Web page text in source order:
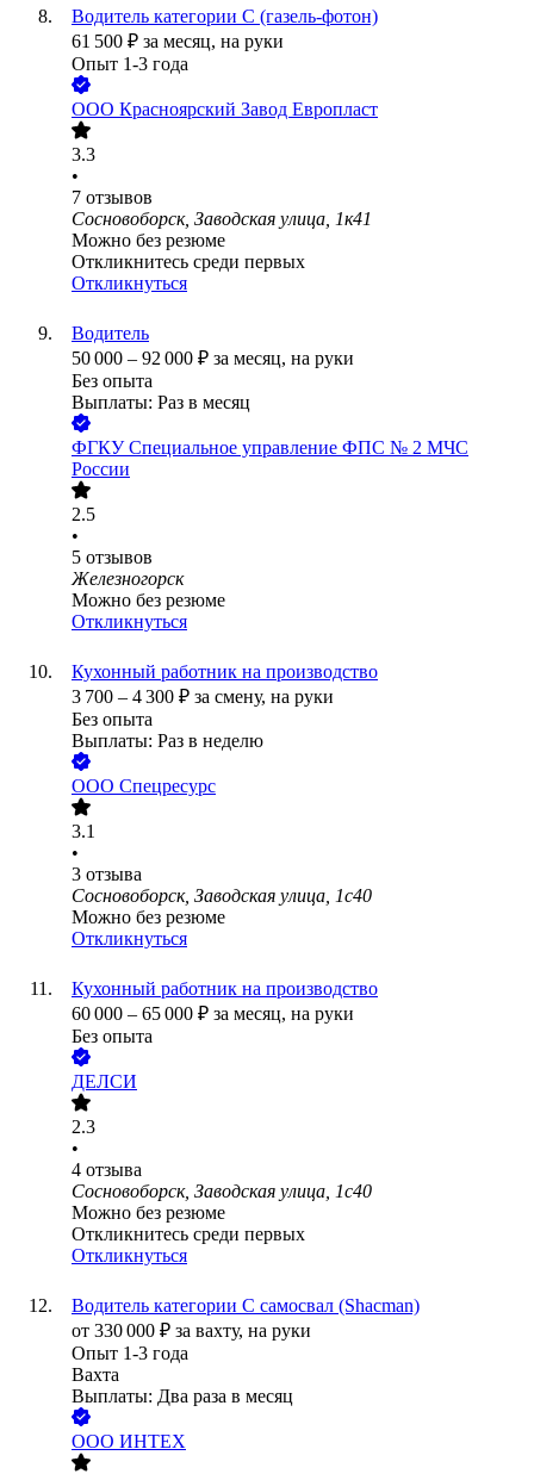
Водитель категории С (газель-фотон)
61 500 ₽ за месяц, на руки
Опыт 1-3 года
ООО Красноярский Завод Европласт
3.3
•
7 отзывов
Сосновоборск, Заводская улица, 1к41
Можно без резюме
Откликнитесь среди первых
Откликнуться
Водитель
50 000 – 92 000 ₽ за месяц, на руки
Без опыта
Выплаты: Раз в месяц
ФГКУ Специальное управление ФПС № 2 МЧС
России
2.5
•
5 отзывов
Железногорск
Можно без резюме
Откликнуться
Кухонный работник на производство
3 700 – 4 300 ₽ за смену, на руки
Без опыта
Выплаты: Раз в неделю
ООО Спецресурс
3.1
•
3 отзыва
Сосновоборск, Заводская улица, 1с40
Можно без резюме
Откликнуться
Кухонный работник на производство
60 000 – 65 000 ₽ за месяц, на руки
Без опыта
ДЕЛСИ
2.3
•
4 отзыва
Сосновоборск, Заводская улица, 1с40
Можно без резюме
Откликнитесь среди первых
Откликнуться
Водитель категории С самосвал (Shacman)
от 330 000 ₽ за вахту, на руки
Опыт 1-3 года
Вахта
Выплаты: Два раза в месяц
ООО ИНТЕХ